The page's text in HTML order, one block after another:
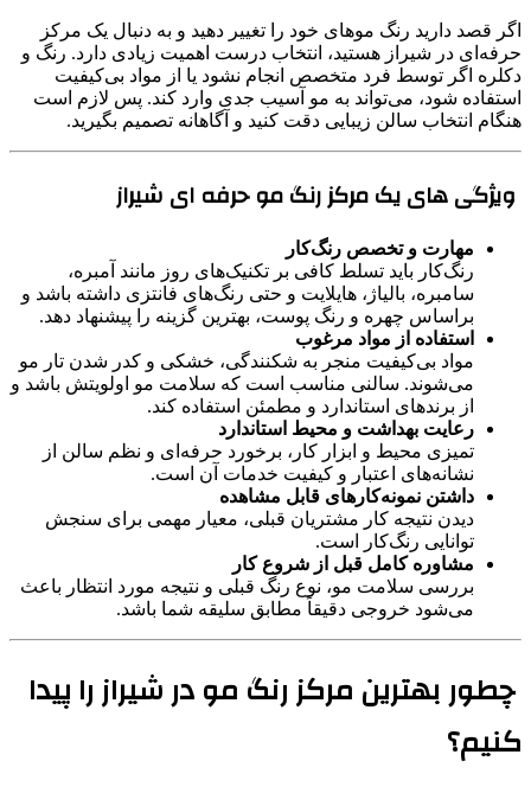
اگر قصد دارید رنگ موهای خود را تغییر دهید و به دنبال یک مرکز
حرفه‌ای در شیراز هستید، انتخاب درست اهمیت زیادی دارد. رنگ و
دکلره اگر توسط فرد متخصص انجام نشود یا از مواد بی‌کیفیت
استفاده شود، می‌تواند به مو آسیب جدی وارد کند. پس لازم است
هنگام انتخاب سالن زیبایی دقت کنید و آگاهانه تصمیم بگیرید.
ویژگی‌ های یک مرکز رنگ مو حرفه‌ ای شیراز
مهارت و تخصص رنگ‌کار
رنگ‌کار باید تسلط کافی بر تکنیک‌های روز مانند آمبره،
سامبره، بالیاژ، هایلایت و حتی رنگ‌های فانتزی داشته باشد و
براساس چهره و رنگ پوست، بهترین گزینه را پیشنهاد دهد.
استفاده از مواد مرغوب
مواد بی‌کیفیت منجر به شکنندگی، خشکی و کدر شدن تار مو
می‌شوند. سالنی مناسب است که سلامت مو اولویتش باشد و
از برندهای استاندارد و مطمئن استفاده کند.
رعایت بهداشت و محیط استاندارد
تمیزی محیط و ابزار کار، برخورد حرفه‌ای و نظم سالن از
نشانه‌های اعتبار و کیفیت خدمات آن است.
داشتن نمونه‌کارهای قابل مشاهده
دیدن نتیجه کار مشتریان قبلی، معیار مهمی برای سنجش
توانایی رنگ‌کار است.
مشاوره کامل قبل از شروع کار
بررسی سلامت مو، نوع رنگ قبلی و نتیجه مورد انتظار باعث
می‌شود خروجی دقیقاً مطابق سلیقه شما باشد.
چطور بهترین مرکز رنگ مو در شیراز را پیدا
کنیم؟